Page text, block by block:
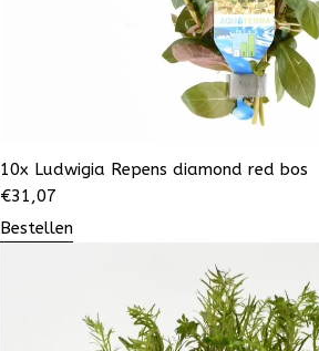
10x Ludwigia Repens diamond red bos
€31,07
Bestellen